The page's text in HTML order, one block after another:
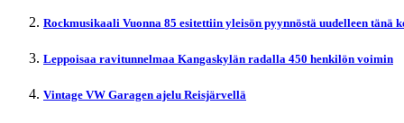
Rockmusikaali Vuonna 85 esitettiin yleisön pyynnöstä uudelleen tänä
Leppoisaa ravitunnelmaa Kangaskylän radalla 450 henkilön voimin
Vintage VW Garagen ajelu Reisjärvellä